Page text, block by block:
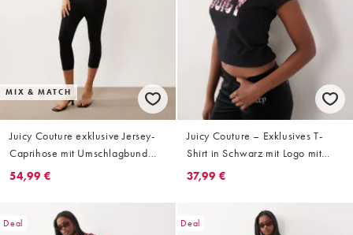
MIX & MATCH
Juicy Couture exklusive Jersey-
Caprihose mit Umschlagbund
und Logo aus Strasssteinen als
54,99 €
Juicy Couture – Exklusives T-
Shirt in Schwarz mit Logo mit
rosa Leopardenmuster
37,99 €
Deal Deal